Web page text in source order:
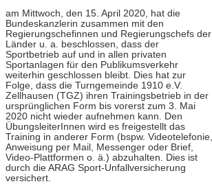
am Mittwoch, den 15. April 2020, hat die
Bundeskanzlerin zusammen mit den
Regierungschefinnen und Regierungschefs der
Länder u. a. beschlossen, dass der
Sportbetrieb auf und in allen privaten
Sportanlagen für den Publikumsverkehr
weiterhin geschlossen bleibt. Dies hat zur
Folge, dass die Turngemeinde 1910 e.V.
Zellhausen (TGZ) ihren Trainingsbetrieb in der
ursprünglichen Form bis vorerst zum 3. Mai
2020 nicht wieder aufnehmen kann. Den
ÜbungsleiterInnen wird es freigestellt das
Training in anderer Form (bspw. Videotelefonie,
Anweisung per Mail, Messenger oder Brief,
Video-Plattformen o. ä.) abzuhalten. Dies ist
durch die ARAG Sport-Unfallversicherung
versichert.